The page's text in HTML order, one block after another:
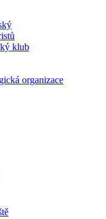
klub
organizace